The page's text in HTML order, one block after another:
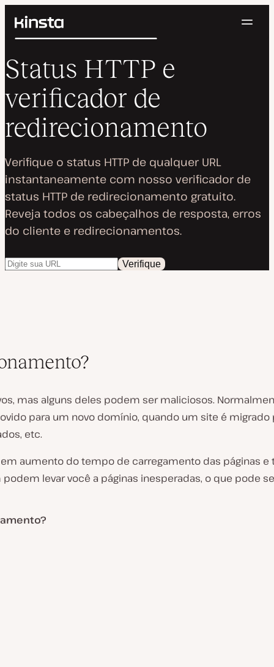
Kinsta®
Soluções
Preços
Recursos
Contato
Pesquisar
Login Testar gratuitamente
Status HTTP e
verificador de
redirecionamento
Verifique o status HTTP de qualquer URL
instantaneamente com nosso verificador de
status HTTP de redirecionamento gratuito.
Reveja todos os cabeçalhos de resposta, erros
do cliente e redirecionamentos.
Verifique
mas alguns deles podem ser maliciosos.
para um novo domínio, quando um site é migrado
etc.
aumento do tempo de carregamento das páginas
levar você a páginas inesperadas, o que pode